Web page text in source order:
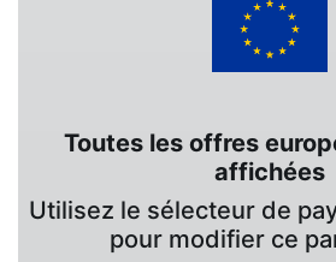
Toutes les offres
affichées
Utilisez le sélecteur de
pour modifier ce